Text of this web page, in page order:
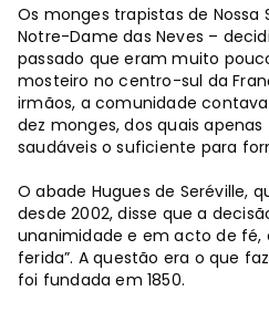
Os monges trapistas de Nossa
Notre-Dame das Neves –
passado que eram muito
mosteiro no centro-sul da
irmãos, a comunidade
dez monges, dos quais
saudáveis ​​o suficiente para
O abade Hugues de Seréville,
desde 2002, disse que a
unanimidade e em acto de
ferida”. A questão era o que
foi fundada em 1850.